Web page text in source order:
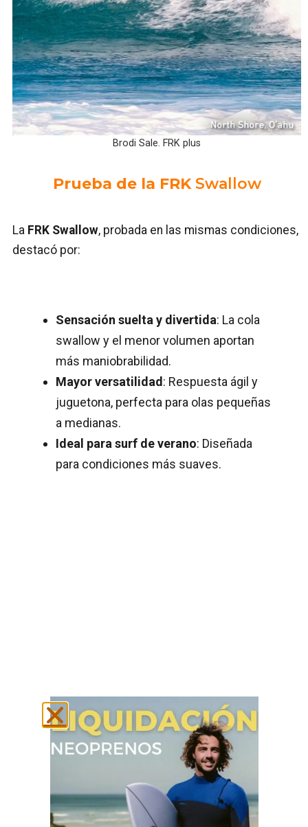
Brodi Sale. FRK plus
Prueba de la FRKSwallow
La FRK Swallow, probada en las mismas condiciones,
destacó por:
Sensación suelta y divertida: La cola
swallow y el menor volumen aportan
más maniobrabilidad.
Mayor versatilidad: Respuesta ágil y
juguetona, perfecta para olas pequeñas
a medianas.
Ideal para surf de verano: Diseñada
para condiciones más suaves.